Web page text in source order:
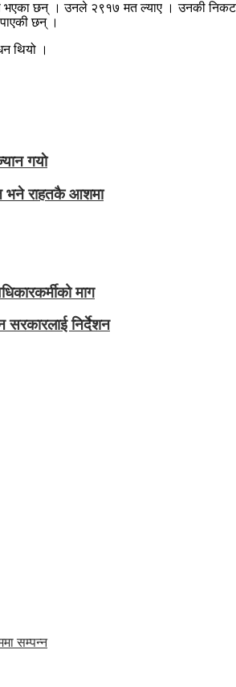
भएका छन् । उनले २९१७ मत ल्याए । उनकी
छन् ।
थियो ।
गयाे
भने राहतकै आशमा
माग
सरकारलाई निर्देशन
सम्पन्न